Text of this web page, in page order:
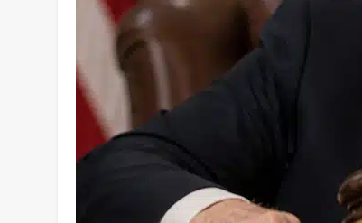
2 วัน Ago
ชัดแม้แสงน้อย! จีนพัฒนา
คืนได้ครบทุกสี
เปลี่ยนขยะพลาสติกเป็น
วิธีผลิต “ไฮโดรเจน” จา
“MouthPad” เมาส์ควบคุ
คอมฯ ได้โดยไม่ต้องใช้มือ